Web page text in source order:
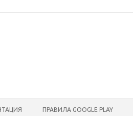
ПРАВИЛА GOOGLE PLAY